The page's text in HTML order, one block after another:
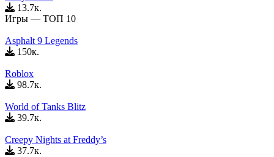
13.7к.
Игры — ТОП 10
Asphalt 9 Legends
150к.
Roblox
98.7к.
World of Tanks Blitz
39.7к.
Creepy Nights at Freddy’s
37.7к.